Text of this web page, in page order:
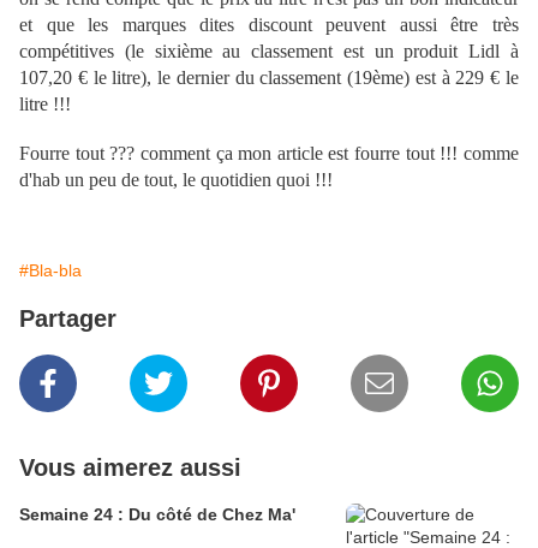
et que les marques dites discount peuvent aussi être très
compétitives (le sixième au classement est un produit Lidl à
107,20 € le litre), le dernier du classement (19ème) est à 229 € le
litre !!!
Fourre tout ??? comment ça mon article est fourre tout !!! comme
d'hab un peu de tout, le quotidien quoi !!!
#Bla-bla
Partager
Vous aimerez aussi
Semaine 24 : Du côté de Chez Ma'